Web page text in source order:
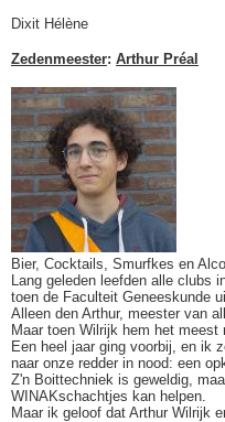
Dixit Hélène
Zedenmeester: Arthur Préal
Bier, Cocktails, Smurfkes en
Lang geleden leefden alle clubs
toen de Faculteit Geneeskunde
Alleen den Arthur, meester van
Maar toen Wilrijk hem het meest
Een heel jaar ging voorbij, en ik
naar onze redder in nood: een
Z'n Boittechniek is geweldig,
WINAKschachtjes kan helpen.
Maar ik geloof dat Arthur Wilrijk